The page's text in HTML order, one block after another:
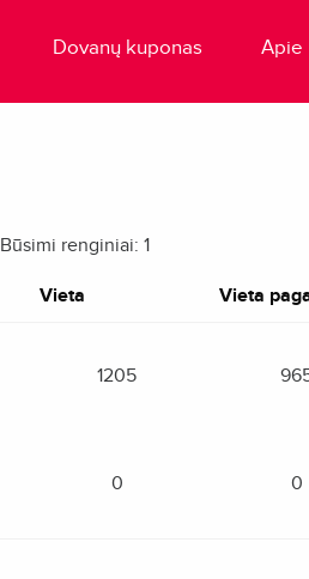
Dovanų kuponas Apie
Būsimi renginiai: 1
Vieta Vieta
1205
0 0